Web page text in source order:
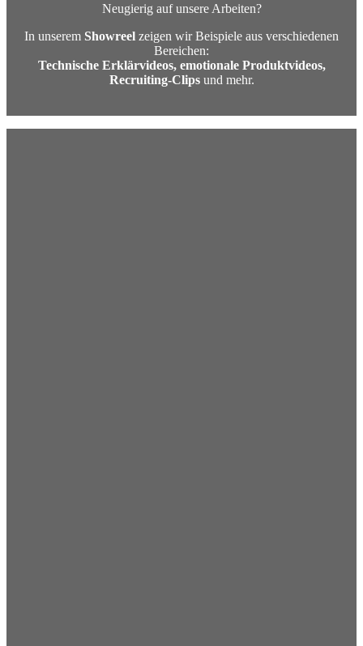
Neugierig auf unsere Arbeiten?
In unserem Showreel zeigen wir Beispiele aus verschiedenen
Bereichen:
Technische Erklärvideos, emotionale Produktvideos,
Recruiting-Clipsund mehr.